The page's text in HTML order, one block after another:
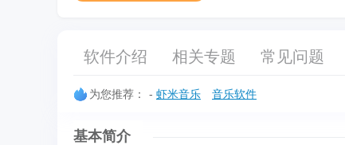
软件介绍 相关专题 常见问题
为您推荐： - 虾米音乐 音乐软件
基本简介